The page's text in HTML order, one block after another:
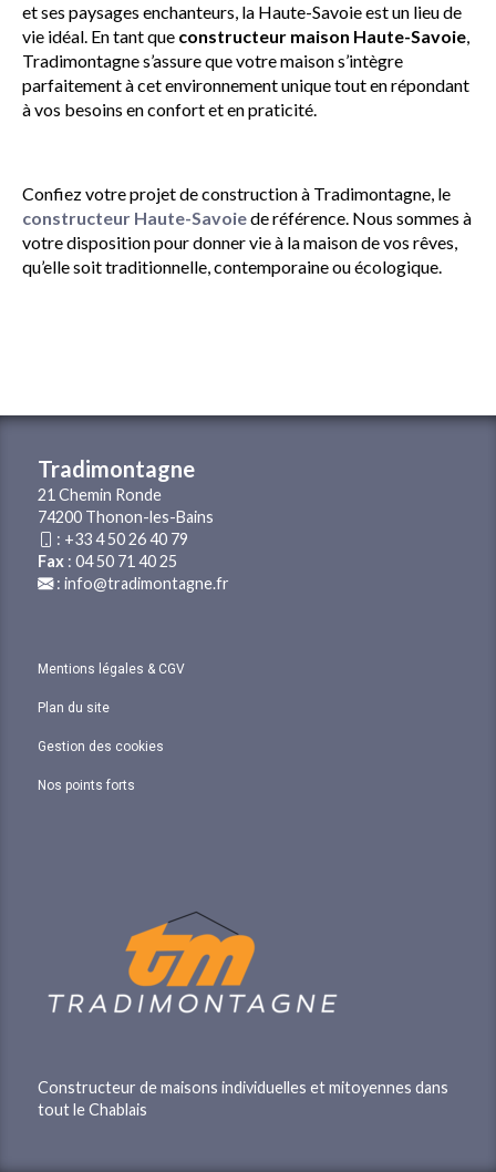
et ses paysages enchanteurs, la Haute-Savoie est un lieu de
vie idéal. En tant que constructeur maison Haute-Savoie,
Tradimontagne s’assure que votre maison s’intègre
parfaitement à cet environnement unique tout en répondant
à vos besoins en confort et en praticité.
Confiez votre projet de construction à Tradimontagne, le
constructeur Haute-Savoiede référence. Nous sommes à
votre disposition pour donner vie à la maison de vos rêves,
qu’elle soit traditionnelle, contemporaine ou écologique.
Tradimontagne
21 Chemin Ronde
74200 Thonon-les-Bains
: +33 4 50 26 40 79
Fax : 04 50 71 40 25
: info@tradimontagne.fr
Mentions légales & CGV
Plan du site
Gestion des cookies
Nos points forts
Constructeur de maisons individuelles et mitoyennes dans
tout le Chablais